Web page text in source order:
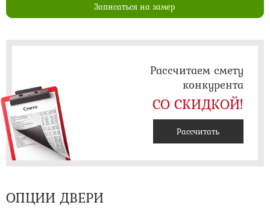
Записаться на замер
Рассчитаем смету
конкурента
СО СКИДКОЙ!
Рассчитать
ОПЦИИ ДВЕРИ